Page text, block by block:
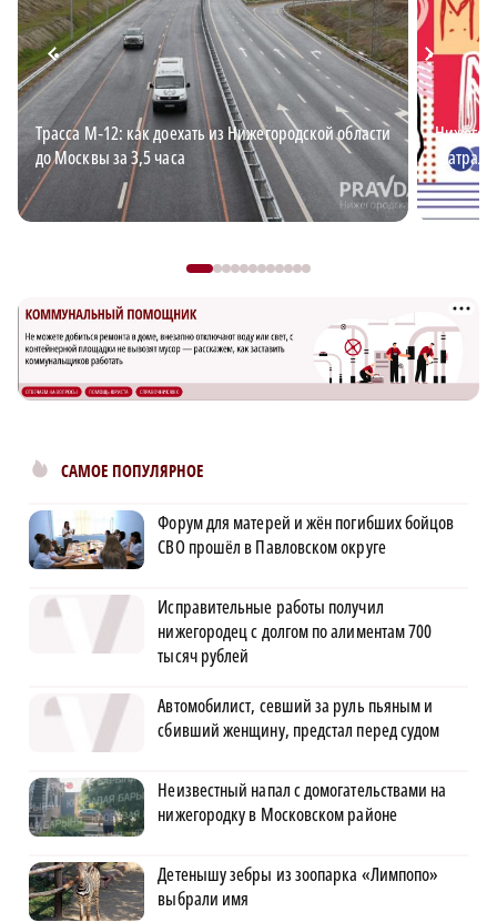
Трасса М‑12: как доехать из Нижегородской области
до Москвы за 3,5 часа
САМОЕ ПОПУЛЯРНОЕ
Форум для матерей и жён погибших бойцов
СВО прошёл в Павловском округе
Исправительные работы получил
нижегородец с долгом по алиментам 700
тысяч рублей
Автомобилист, севший за руль пьяным и
сбивший женщину, предстал перед судом
Неизвестный напал с домогательствами на
нижегородку в Московском районе
Детенышу зебры из зоопарка «Лимпопо»
выбрали имя